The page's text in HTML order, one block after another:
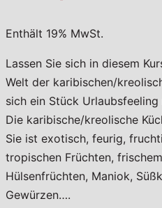
Enthält 19% MwSt.
Lassen Sie sich in diesem
Welt der karibischen/
sich ein Stück
Die karibische/kreolische
Sie ist exotisch, feurig,
tropischen Früchten,
Hülsenfrüchten, Maniok,
Gewürzen….